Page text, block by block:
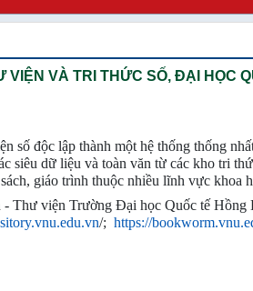
VÀ TRI THỨC SỐ, ĐẠI HỌC
số độc lập thành một hệ thống thống
siêu dữ liệu và toàn văn từ các kho tri
giáo trình thuộc nhiều lĩnh vực khoa
Thư viện Trường Đại học Quốc tế Hồng
/;https://